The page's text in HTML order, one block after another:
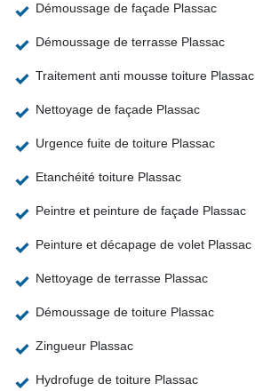
Démoussage de façade Plassac
Démoussage de terrasse Plassac
Traitement anti mousse toiture Plassac
Nettoyage de façade Plassac
Urgence fuite de toiture Plassac
Etanchéité toiture Plassac
Peintre et peinture de façade Plassac
Peinture et décapage de volet Plassac
Nettoyage de terrasse Plassac
Démoussage de toiture Plassac
Zingueur Plassac
Hydrofuge de toiture Plassac